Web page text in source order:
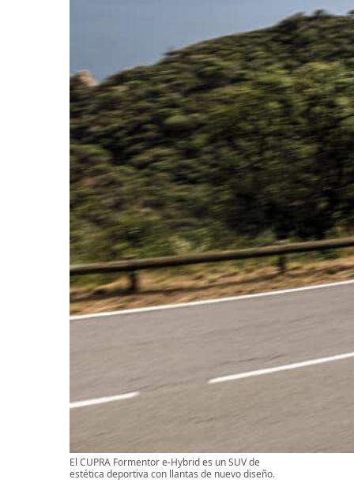
El CUPRA Formentor e-Hybrid es un SUV de
estética deportiva con llantas de nuevo diseño.